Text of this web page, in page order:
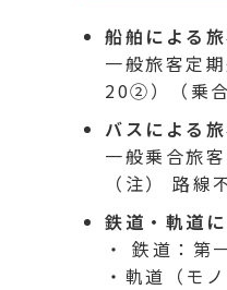
船舶による
一般旅客定
20②）（乗合
バスによる
一般乗合旅
（注） 路
鉄道・軌道
・ 鉄道：第
・軌道（モ